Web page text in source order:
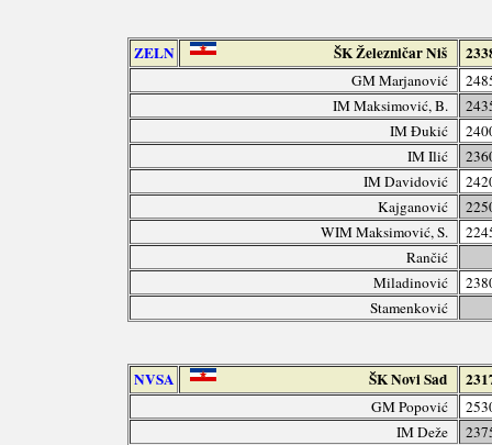
ZELN ŠK Železničar Niš
GM Marjanović
IM Maksimović, B.
IM Đukić
IM Ilić
IM Davidović
Kajganović
WIM Maksimović, S.
Rančić
Miladinović
Stamenković
NVSA ŠK Novi Sad
GM Popović
IM Deže